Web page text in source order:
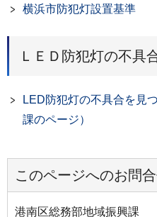
横浜市防犯灯設置基準
ＬＥＤ防犯灯の不具
LED防犯灯の不具合を見
課のページ）
このページへのお問
港南区総務部地域振興課